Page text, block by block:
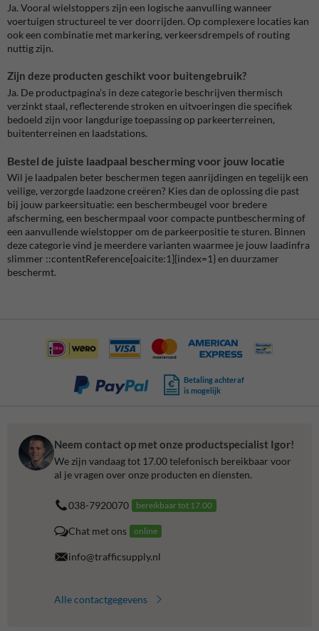
Ja. Vooral wielstoppers zijn een logische aanvulling wanneer
voertuigen structureel te ver doorrijden. Op complexere locaties kan
ook een combinatie met markering, verkeersdrempels of routing
nuttig zijn.
Zijn deze producten geschikt voor buitengebruik?
Ja. De productpagina’s in deze categorie beschrijven thermisch
verzinkt staal, reflecterende stroken en uitvoeringen die specifiek
bedoeld zijn voor langdurige toepassing op parkeerterreinen,
buitenterreinen en laadstations.
Bestel de juiste laadpaal bescherming voor jouw locatie
Wil je laadpalen beter beschermen tegen aanrijdingen en tegelijk een
veilige, verzorgde laadzone creëren? Kies dan de oplossing die past
bij jouw parkeersituatie: een beschermbeugel voor bredere
afscherming, een beschermpaal voor compacte puntbescherming of
een aanvullende wielstopper om de parkeerpositie te sturen. Binnen
deze categorie vind je meerdere varianten waarmee je jouw laadinfra
slimmer ::contentReference[oaicite:1]{index=1} en duurzamer
beschermt.
Betaling achteraf
is mogelijk
Neem contact op met onze productspecialist Igor!
We zijn vandaag tot 17.00 telefonisch bereikbaar voor
al je vragen over onze producten en diensten.
038-7920070 bereikbaar tot 17.00
Chat met ons online
info@trafficsupply.nl
Alle contactgegevens